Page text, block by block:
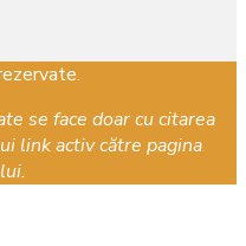
se face doar cu citarea
link activ către pagina